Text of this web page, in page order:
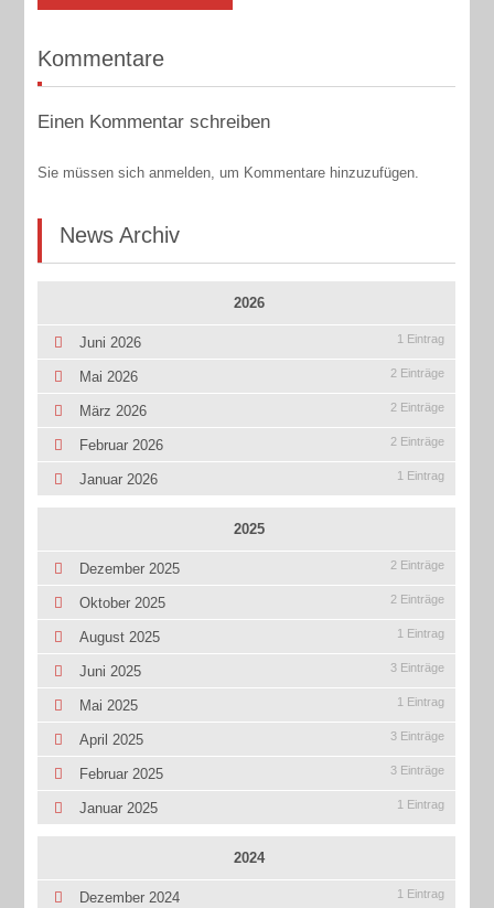
Kommentare
Einen Kommentar schreiben
Sie müssen sich anmelden, um Kommentare hinzuzufügen.
News Archiv
2026
Juni 2026 1 Eintrag
Mai 2026 2 Einträge
März 2026 2 Einträge
Februar 2026 2 Einträge
Januar 2026 1 Eintrag
2025
Dezember 2025 2 Einträge
Oktober 2025 2 Einträge
August 2025 1 Eintrag
Juni 2025 3 Einträge
Mai 2025 1 Eintrag
April 2025 3 Einträge
Februar 2025 3 Einträge
Januar 2025 1 Eintrag
2024
Dezember 2024 1 Eintrag